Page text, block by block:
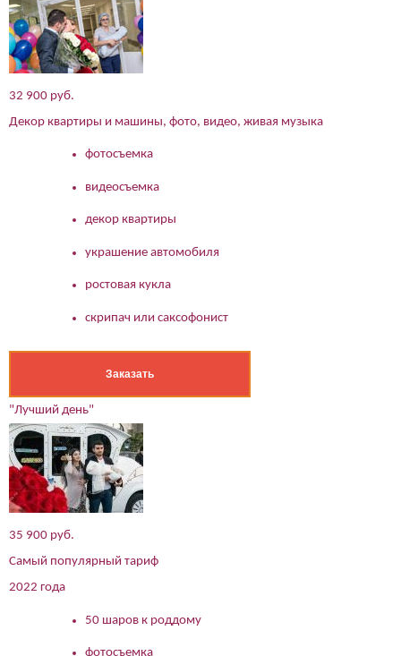
32 900 руб.
Декор квартиры и машины, фото, видео, живая музыка
фотосъемка
видеосъемка
декор квартиры
украшение автомобиля
ростовая кукла
скрипач или саксофонист
Заказать
"Лучший день"
35 900 руб.
Самый популярный тариф
2022 года
50 шаров к роддому
фотосъемка